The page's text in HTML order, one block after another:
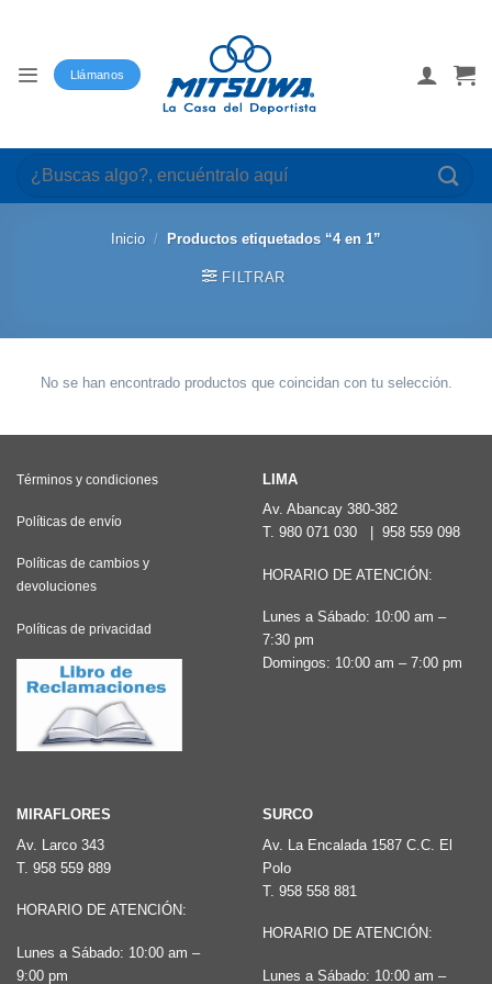
Llámanos
Buscar
por:
Inicio / Productos etiquetados “4 en 1”
FILTRAR
No se han encontrado productos que coincidan con tu selección.
Términos y condiciones
Políticas de envío
Políticas de cambios y
devoluciones
Políticas de privacidad
LIMA
Av. Abancay 380-382
T. 980 071 030 958 559 098
HORARIO DE ATENCIÓN:
Lunes a Sábado: 10:00 am –
7:30 pm
Domingos: 10:00 am – 7:00 pm
MIRAFLORES
Av. Larco 343
T. 958 559 889
HORARIO DE ATENCIÓN:
Lunes a Sábado: 10:00 am –
9:00 pm
SURCO
Av. La Encalada 1587 C.C. El
Polo
T. 958 558 881
HORARIO DE ATENCIÓN:
Lunes a Sábado: 10:00 am –